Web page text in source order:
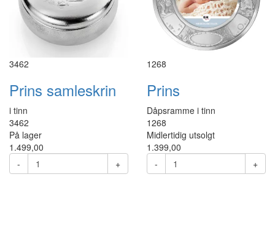
3462
Prins samleskrin
i tinn
3462
På lager
1.499,00
-
+
1268
Prins
Dåpsramme i tinn
1268
Midlertidig utsolgt
1.399,00
-
+